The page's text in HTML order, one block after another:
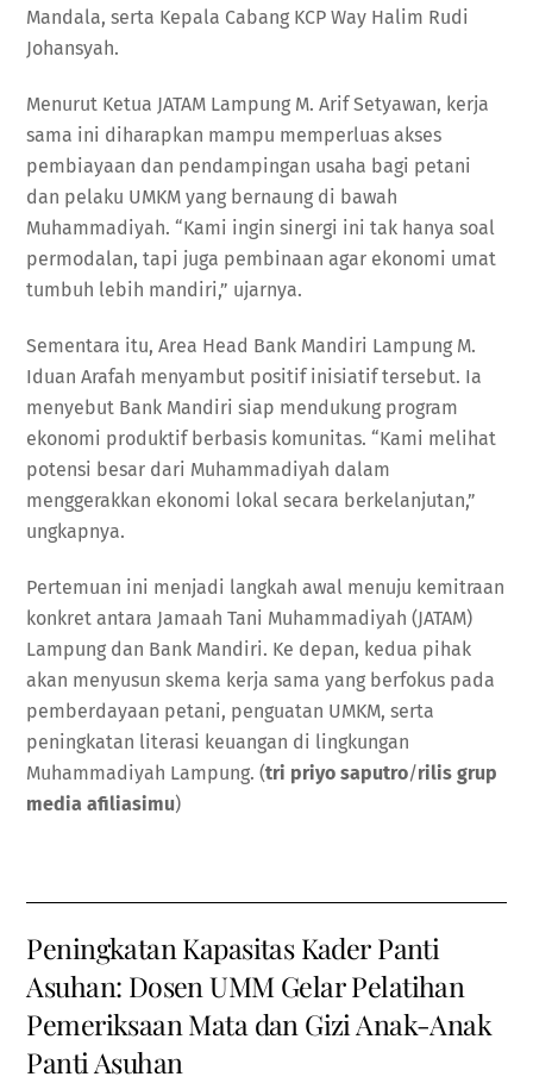
Mandala, serta Kepala Cabang KCP Way Halim Rudi
Johansyah.
Menurut Ketua JATAM Lampung M. Arif Setyawan, kerja
sama ini diharapkan mampu memperluas akses
pembiayaan dan pendampingan usaha bagi petani
dan pelaku UMKM yang bernaung di bawah
Muhammadiyah. “Kami ingin sinergi ini tak hanya soal
permodalan, tapi juga pembinaan agar ekonomi umat
tumbuh lebih mandiri,” ujarnya.
Sementara itu, Area Head Bank Mandiri Lampung M.
Iduan Arafah menyambut positif inisiatif tersebut. Ia
menyebut Bank Mandiri siap mendukung program
ekonomi produktif berbasis komunitas. “Kami melihat
potensi besar dari Muhammadiyah dalam
menggerakkan ekonomi lokal secara berkelanjutan,”
ungkapnya.
Pertemuan ini menjadi langkah awal menuju kemitraan
konkret antara Jamaah Tani Muhammadiyah (JATAM)
Lampung dan Bank Mandiri. Ke depan, kedua pihak
akan menyusun skema kerja sama yang berfokus pada
pemberdayaan petani, penguatan UMKM, serta
peningkatan literasi keuangan di lingkungan
Muhammadiyah Lampung. (tri priyo saputro/rilis grup
media afiliasimu)
Peningkatan Kapasitas Kader Panti
Asuhan: Dosen UMM Gelar Pelatihan
Pemeriksaan Mata dan Gizi Anak-Anak
Panti Asuhan